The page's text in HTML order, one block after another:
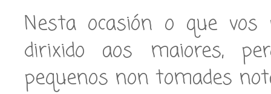
Nesta ocasión o que
dirixido aos maiores,
pequenos non tomades